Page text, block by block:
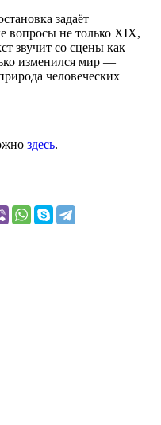
задаёт
вопросы не только XIX,
звучит со сцены как
изменился мир —
человеческих
здесь.